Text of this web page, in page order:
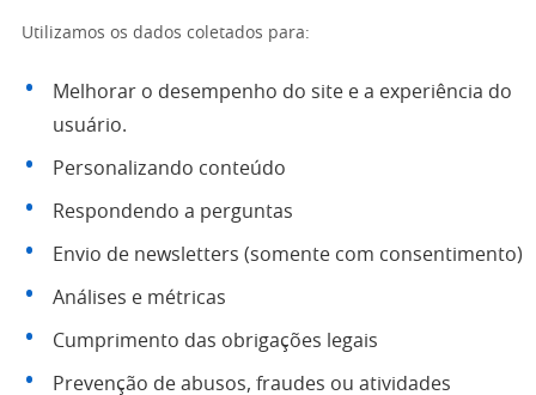
Utilizamos os dados coletados para:
Melhorar o desempenho do site e a experiência do
usuário.
Personalizando conteúdo
Respondendo a perguntas
Envio de newsletters (somente com consentimento)
Análises e métricas
Cumprimento das obrigações legais
Prevenção de abusos, fraudes ou atividades